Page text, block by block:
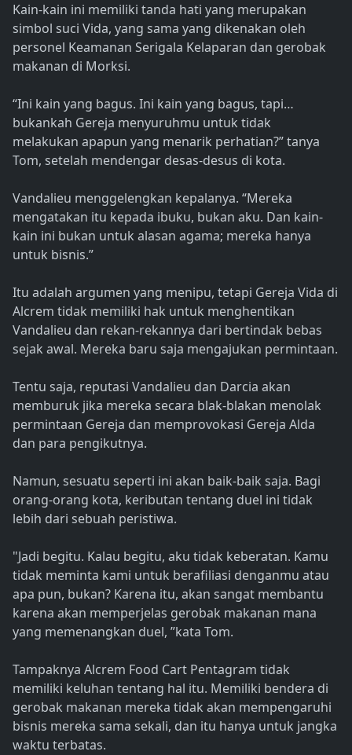
Kain-kain ini memiliki tanda hati yang merupakan
simbol suci Vida, yang sama yang dikenakan oleh
personel Keamanan Serigala Kelaparan dan gerobak
makanan di Morksi.
“Ini kain yang bagus. Ini kain yang bagus, tapi…
bukankah Gereja menyuruhmu untuk tidak
melakukan apapun yang menarik perhatian?” tanya
Tom, setelah mendengar desas-desus di kota.
Vandalieu menggelengkan kepalanya. “Mereka
mengatakan itu kepada ibuku, bukan aku. Dan kain-
kain ini bukan untuk alasan agama; mereka hanya
untuk bisnis.”
Itu adalah argumen yang menipu, tetapi Gereja Vida di
Alcrem tidak memiliki hak untuk menghentikan
Vandalieu dan rekan-rekannya dari bertindak bebas
sejak awal. Mereka baru saja mengajukan permintaan.
Tentu saja, reputasi Vandalieu dan Darcia akan
memburuk jika mereka secara blak-blakan menolak
permintaan Gereja dan memprovokasi Gereja Alda
dan para pengikutnya.
Namun, sesuatu seperti ini akan baik-baik saja. Bagi
orang-orang kota, keributan tentang duel ini tidak
lebih dari sebuah peristiwa.
"Jadi begitu. Kalau begitu, aku tidak keberatan. Kamu
tidak meminta kami untuk berafiliasi denganmu atau
apa pun, bukan? Karena itu, akan sangat membantu
karena akan memperjelas gerobak makanan mana
yang memenangkan duel, ”kata Tom.
Tampaknya Alcrem Food Cart Pentagram tidak
memiliki keluhan tentang hal itu. Memiliki bendera di
gerobak makanan mereka tidak akan mempengaruhi
bisnis mereka sama sekali, dan itu hanya untuk jangka
waktu terbatas.